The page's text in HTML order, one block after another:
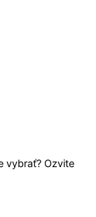
vybrať? Ozvite